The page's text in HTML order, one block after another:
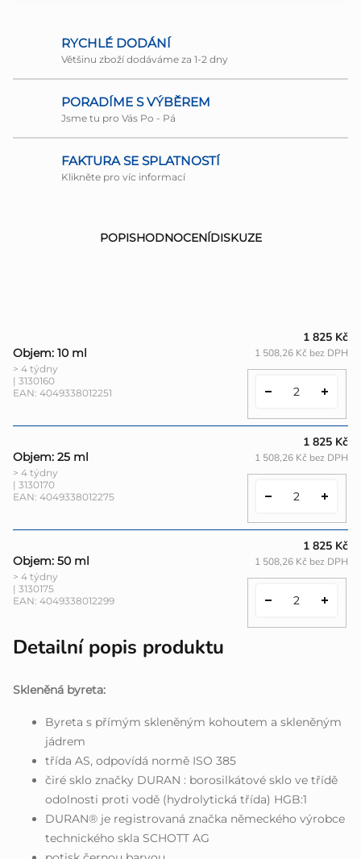
RYCHLÉ DODÁNÍ
Většinu zboží dodáváme za 1-2 dny
PORADÍME S VÝBĚREM
Jsme tu pro Vás Po - Pá
FAKTURA SE SPLATNOSTÍ
Klikněte pro víc informací
POPISHODNOCENÍDISKUZE
Objem: 10 ml
> 4 týdny
| 3130160
EAN: 4049338012251
1 825 Kč
1 508,26 Kč bez DPH
Objem: 25 ml
> 4 týdny
| 3130170
EAN: 4049338012275
1 825 Kč
1 508,26 Kč bez DPH
Objem: 50 ml
> 4 týdny
| 3130175
EAN: 4049338012299
1 825 Kč
1 508,26 Kč bez DPH
Detailní popis produktu
Skleněná byreta:
Byreta s přímým skleněným kohoutem a skleněným
jádrem
třída AS, odpovídá normě ISO 385
čiré sklo značky DURAN : borosilkátové sklo ve třídě
odolnosti proti vodě (hydrolytická třída) HGB:1
DURAN® je registrovaná značka německého výrobce
technického skla SCHOTT AG